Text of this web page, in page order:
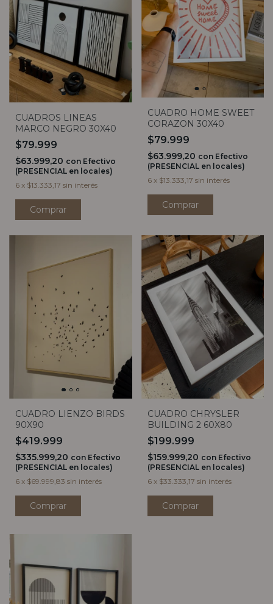
CUADROS LINEAS
MARCO NEGRO 30X40
$79.999
$63.999,20 con Efectivo
(PRESENCIAL en locales)
6 x $13.333,17 sin interés
Comprar
CUADRO HOME SWEET
CORAZON 30X40
$79.999
$63.999,20 con Efectivo
(PRESENCIAL en locales)
6 x $13.333,17 sin interés
Comprar
CUADRO LIENZO BIRDS
90X90
$419.999
$335.999,20 con Efectivo
(PRESENCIAL en locales)
6 x $69.999,83 sin interés
Comprar
CUADRO CHRYSLER
BUILDING 2 60X80
$199.999
$159.999,20 con Efectivo
(PRESENCIAL en locales)
6 x $33.333,17 sin interés